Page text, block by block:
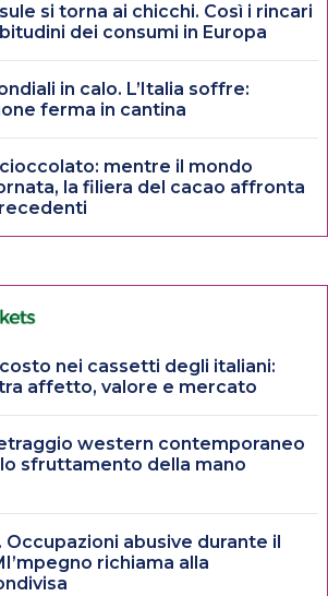
si torna ai chicchi. Così i rincari
dei consumi in Europa
in calo. L’Italia soffre:
ferma in cantina
cioccolato: mentre il mondo
la filiera del cacao affronta
nei cassetti degli italiani:
affetto, valore e mercato
western contemporaneo
sfruttamento della mano
abusive durante il
richiama alla